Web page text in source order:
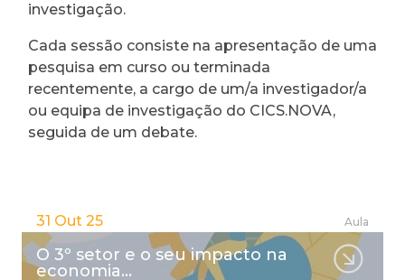
investigação.
Cada sessão consiste na apresentação de uma
pesquisa em curso ou terminada
recentemente, a cargo de um/a investigador/a
ou equipa de investigação do CICS.NOVA,
seguida de um debate.
31 Out 25 Aula
O 3º setor e o seu impacto na
economia…